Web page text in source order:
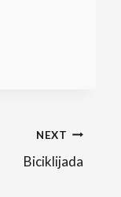
NEXT
Biciklijada